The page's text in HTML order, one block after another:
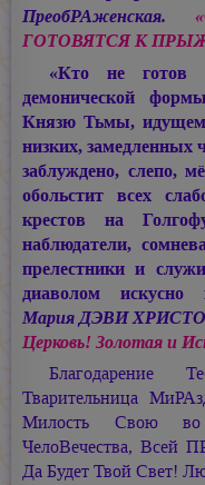
ПреобРАженская.
ГОТОВЯТСЯ К
«Кто не готов
демонической
Князю Тьмы,
низких, замедленных
заблуждено, слепо,
обольстит всех
крестов на
наблюдатели,
прелестники и
диаволом искусно
Мария ДЭВИ
Церковь! Золотая и
Благодарение
Тварительница
Милость Свою во
ЧелоВечества, Всей
Да Будет Твой Свет!